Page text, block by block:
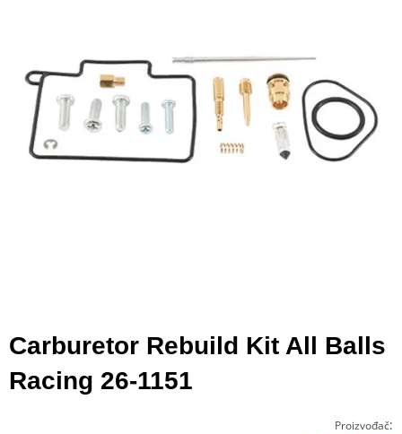
Carburetor Rebuild Kit All Balls
Racing 26-1151
Proizvođač: